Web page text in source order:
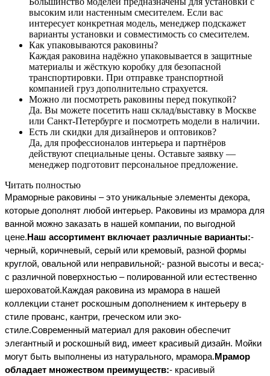
высоким или настенным смесителем. Если вас
интересует конкретная модель, менеджер подскажет
варианты установки и совместимость со смесителем.
Как упаковываются раковины?
Каждая раковина надёжно упаковывается в защитные
материалы и жёсткую коробку для безопасной
транспортировки. При отправке транспортной
компанией груз дополнительно страхуется.
Можно ли посмотреть раковины перед покупкой?
Да. Вы можете посетить наш склад/выставку в Москве
или Санкт-Петербурге и посмотреть модели в наличии.
Есть ли скидки для дизайнеров и оптовиков?
Да, для профессионалов интерьера и партнёров
действуют специальные цены. Оставьте заявку —
менеджер подготовит персональное предложение.
Читать полностью
Мраморные раковины – это уникальные элементы декора,
которые дополнят любой интерьер. Раковины из мрамора для
ванной можно заказать в нашей компании, по выгодной
цене. Наш ассортимент включает различные варианты:-
черный, коричневый, серый или кремовый, разной формы
круглой, овальной или неправильной;- разной высоты и веса;-
с различной поверхностью – полированной или естественно
шероховатой.Каждая раковина из мрамора в нашей
коллекции станет роскошным дополнением к интерьеру в
стиле прованс, кантри, греческом или эко-
стиле.Современный материал для раковин обеспечит
элегантный и роскошный вид, имеет красивый дизайн. Мойки
могут быть выполнены из натурального, мрамора.Мрамор
обладает множеством преимуществ:- красивый